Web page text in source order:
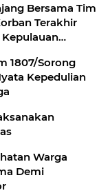
Bersama Tim
Terakhir
1807/Sorong
Kepedulian
Warga
Demi